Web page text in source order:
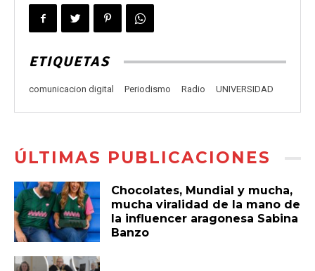
ETIQUETAS
comunicacion digital Periodismo Radio UNIVERSIDAD
ÚLTIMAS PUBLICACIONES
Chocolates, Mundial y mucha,
mucha viralidad de la mano de
la influencer aragonesa Sabina
Banzo